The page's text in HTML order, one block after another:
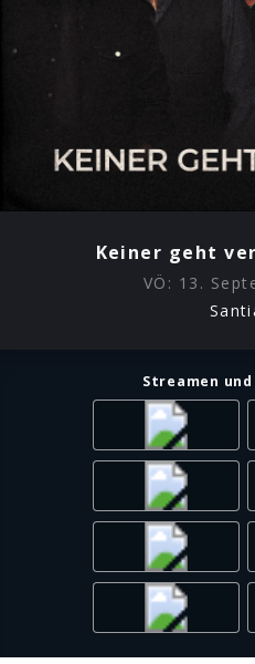
Keiner geht
VÖ: 13.
Streamen